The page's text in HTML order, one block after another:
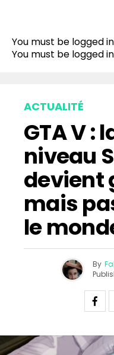
You must be logged
You must be logged in
ACTUALITÉ
GTA V :
niveau
devient
mais
le
By